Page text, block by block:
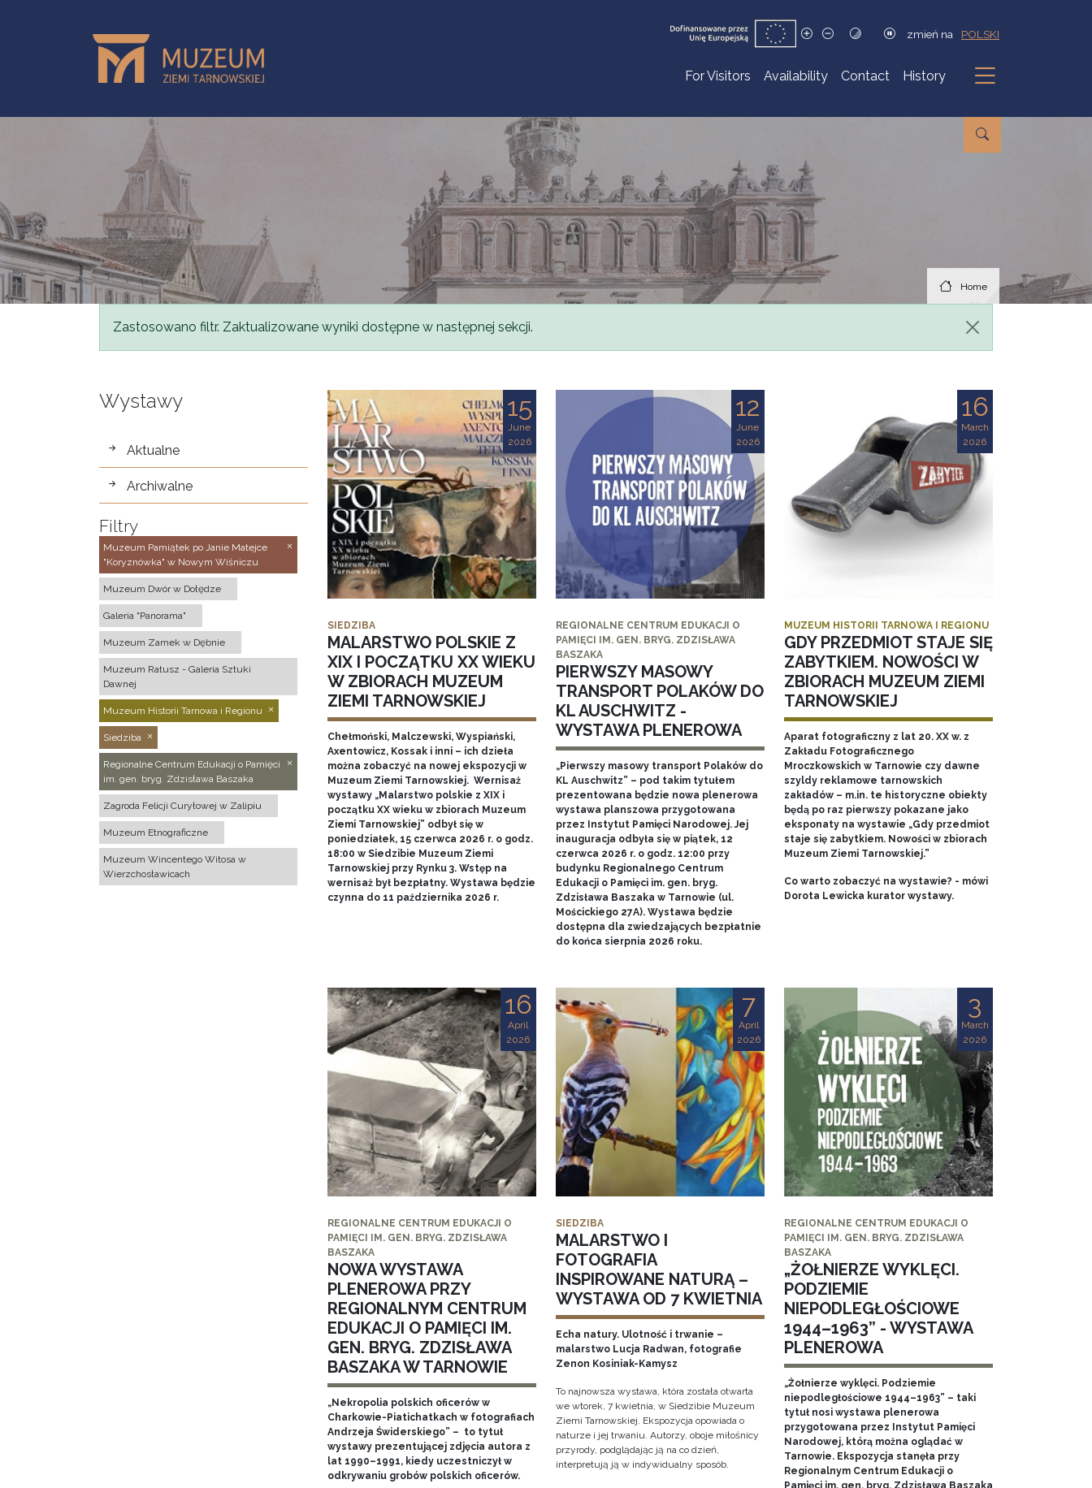
zmień na POLSKI
For Visitors Availability Contact History
Submenu
Home
Status message
Zastosowano filtr. Zaktualizowane wyniki dostępne w następnej sekcji.
Wystawy
wystawy
Aktualne
Archiwalne
Filtry
Muzeum Pamiątek po Janie Matejce
"Koryznówka" w Nowym Wiśniczu
Muzeum Dwór w Dołędze
Galeria "Panorama"
Muzeum Zamek w Dębnie
Muzeum Ratusz - Galeria Sztuki
Dawnej
Muzeum Historii Tarnowa i Regionu
Siedziba
Regionalne Centrum Edukacji o Pamięci
im. gen. bryg. Zdzisława Baszaka
Zagroda Felicji Curyłowej w Zalipiu
Muzeum Etnograficzne
Muzeum Wincentego Witosa w
Wierzchosławicach
15
June
2026
SIEDZIBA
MALARSTWO POLSKIE Z
XIX I POCZĄTKU XX WIEKU
W ZBIORACH MUZEUM
ZIEMI TARNOWSKIEJ
Chełmoński, Malczewski, Wyspiański,
Axentowicz, Kossak i inni – ich dzieła
można zobaczyć na nowej ekspozycji w
Muzeum Ziemi Tarnowskiej. Wernisaż
wystawy „Malarstwo polskie z XIX i
początku XX wieku w zbiorach Muzeum
Ziemi Tarnowskiej” odbył się w
poniedziałek, 15 czerwca 2026 r. o godz.
18:00 w Siedzibie Muzeum Ziemi
Tarnowskiej przy Rynku 3. Wstęp na
wernisaż był bezpłatny. Wystawa będzie
czynna do 11 października 2026 r.
12
June
2026
REGIONALNE CENTRUM EDUKACJI O
PAMIĘCI IM. GEN. BRYG. ZDZISŁAWA
BASZAKA
PIERWSZY MASOWY
TRANSPORT POLAKÓW DO
KL AUSCHWITZ -
WYSTAWA PLENEROWA
„Pierwszy masowy transport Polaków do
KL Auschwitz” – pod takim tytułem
prezentowana będzie nowa plenerowa
wystawa planszowa przygotowana
przez Instytut Pamięci Narodowej. Jej
inauguracja odbyła się w piątek, 12
czerwca 2026 r. o godz. 12:00 przy
budynku Regionalnego Centrum
Edukacji o Pamięci im. gen. bryg.
Zdzisława Baszaka w Tarnowie (ul.
Mościckiego 27A). Wystawa będzie
dostępna dla zwiedzających bezpłatnie
do końca sierpnia 2026 roku.
16
March
2026
MUZEUM HISTORII TARNOWA I REGIONU
GDY PRZEDMIOT STAJE SIĘ
ZABYTKIEM. NOWOŚCI W
ZBIORACH MUZEUM ZIEMI
TARNOWSKIEJ
Aparat fotograficzny z lat 20. XX w. z
Zakładu Fotograficznego
Mroczkowskich w Tarnowie czy dawne
szyldy reklamowe tarnowskich
zakładów – m.in. te historyczne obiekty
będą po raz pierwszy pokazane jako
eksponaty na wystawie „Gdy przedmiot
staje się zabytkiem. Nowości w zbiorach
Muzeum Ziemi Tarnowskiej.”
Co warto zobaczyć na wystawie? - mówi
Dorota Lewicka kurator wystawy.
16
April
2026
REGIONALNE CENTRUM EDUKACJI O
PAMIĘCI IM. GEN. BRYG. ZDZISŁAWA
BASZAKA
NOWA WYSTAWA
PLENEROWA PRZY
REGIONALNYM CENTRUM
EDUKACJI O PAMIĘCI IM.
GEN. BRYG. ZDZISŁAWA
BASZAKA W TARNOWIE
„Nekropolia polskich oficerów w
Charkowie-Piatichatkach w fotografiach
Andrzeja Świderskiego” – to tytuł
wystawy prezentującej zdjęcia autora z
lat 1990–1991, kiedy uczestniczył w
odkrywaniu grobów polskich oficerów.
7
April
2026
SIEDZIBA
MALARSTWO I
FOTOGRAFIA
INSPIROWANE NATURĄ –
WYSTAWA OD 7 KWIETNIA
Echa natury. Ulotność i trwanie –
malarstwo Lucja Radwan, fotografie
Zenon Kosiniak-Kamysz
To najnowsza wystawa, która została otwarta
we wtorek, 7 kwietnia, w Siedzibie Muzeum
Ziemi Tarnowskiej. Ekspozycja opowiada o
naturze i jej trwaniu. Autorzy, oboje miłośnicy
przyrody, podglądając ją na co dzień,
interpretują ją w indywidualny sposób.
3
March
2026
REGIONALNE CENTRUM EDUKACJI O
PAMIĘCI IM. GEN. BRYG. ZDZISŁAWA
BASZAKA
„ŻOŁNIERZE WYKLĘCI.
PODZIEMIE
NIEPODLEGŁOŚCIOWE
1944–1963” - WYSTAWA
PLENEROWA
„Żołnierze wyklęci. Podziemie
niepodległościowe 1944–1963” – taki
tytuł nosi wystawa plenerowa
przygotowana przez Instytut Pamięci
Narodowej, którą można oglądać w
Tarnowie. Ekspozycja stanęła przy
Regionalnym Centrum Edukacji o
Pamięci im. gen. bryg. Zdzisława Baszaka